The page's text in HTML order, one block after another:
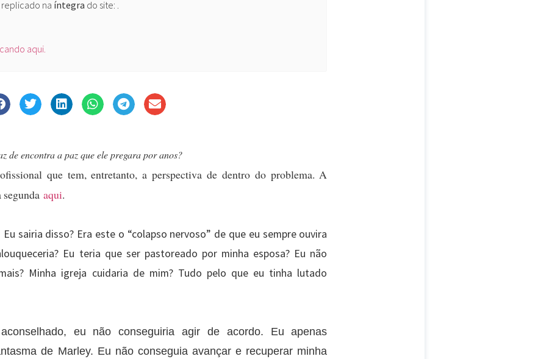
na íntegra do site: .
aqui.
de encontra a paz que ele pregara por anos?
que tem, entretanto, a perspectiva de dentro do problema. A
segunda aqui.
sairia disso? Era este o “colapso nervoso” de que eu sempre ouvira
Eu teria que ser pastoreado por minha esposa? Eu não
Minha igreja cuidaria de mim? Tudo pelo que eu tinha lutado
eu não conseguiria agir de acordo. Eu apenas
de Marley. Eu não conseguia avançar e recuperar minha